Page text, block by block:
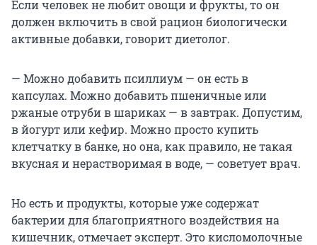
Если человек не любит овощи и фрукты, то он
должен включить в свой рацион биологически
активные добавки, говорит диетолог.
— Можно добавить псиллиум — он есть в
капсулах. Можно добавить пшеничные или
ржаные отруби в шариках — в завтрак. Допустим,
в йогурт или кефир. Можно просто купить
клетчатку в банке, но она, как правило, не такая
вкусная и нерастворимая в воде, — советует врач.
Но есть и продукты, которые уже содержат
бактерии для благоприятного воздействия на
кишечник, отмечает эксперт. Это кисломолочные